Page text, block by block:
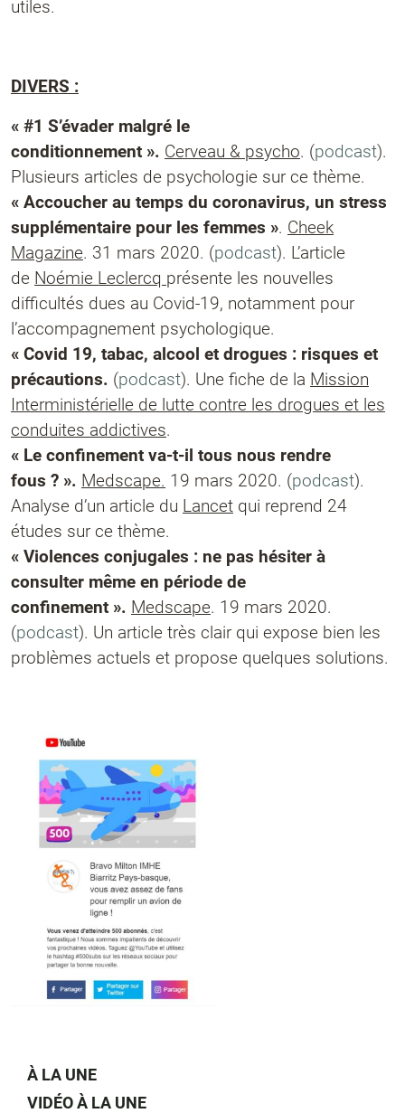
utiles.
DIVERS :
« #1 S’évader malgré le
conditionnement ». Cerveau & psycho. (podcast).
Plusieurs articles de psychologie sur ce thème.
« Accoucher au temps du coronavirus, un stress
supplémentaire pour les femmes ». Cheek
Magazine. 31 mars 2020. (podcast). L’article
de Noémie Leclercq présente les nouvelles
difficultés dues au Covid-19, notamment pour
l’accompagnement psychologique.
« Covid 19, tabac, alcool et drogues : risques et
précautions. (podcast). Une fiche de la Mission
Interministérielle de lutte contre les drogues et les
conduites addictives.
« Le confinement va-t-il tous nous rendre
fous ? ». Medscape. 19 mars 2020. (podcast).
Analyse d’un article du Lancet qui reprend 24
études sur ce thème.
« Violences conjugales : ne pas hésiter à
consulter même en période de
confinement ». Medscape. 19 mars 2020.
(podcast). Un article très clair qui expose bien les
problèmes actuels et propose quelques solutions.
À LA UNE
VIDÉO À LA UNE